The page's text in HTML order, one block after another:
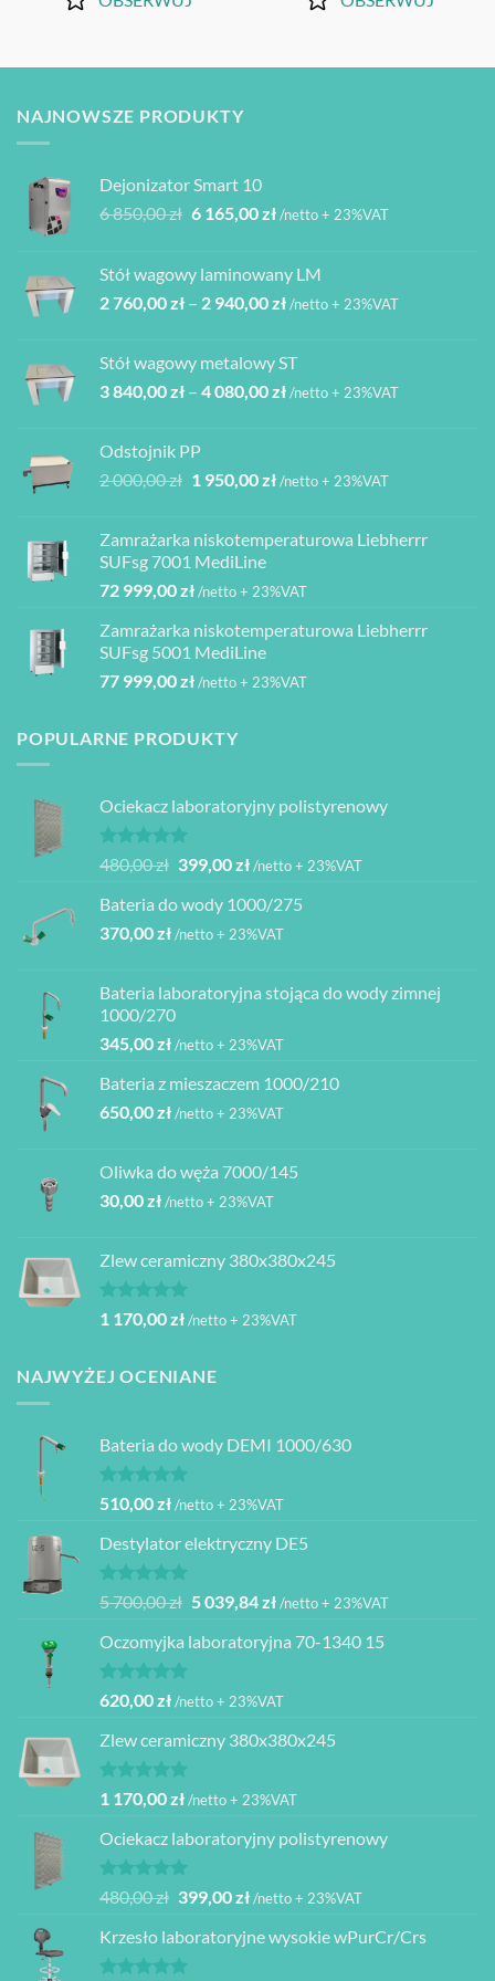
NAJNOWSZE PRODUKTY
Dejonizator Smart 10
6 850,00zł Pierwotna
6
850,00 zł.
6 165,00złAktualna
6
165,00 zł.
/netto + 23%VAT
Stół wagowy laminowany LM
2 760,00zł – 2 940,00złZakres
2
760,00 zł
/netto + 23%VAT
Stół wagowy metalowy ST
3 840,00zł – 4 080,00złZakres
840,00 zł
080,00 zł
/netto + 23%VAT
Odstojnik PP
2 000,00zł Pierwotna
2
000,00 zł.
1 950,00złAktualna
1
/netto + 23%VAT
Zamrażarka niskotemperaturowa Liebherrr
SUFsg 7001 MediLine
72 999,00zł/netto + 23%VAT
Zamrażarka niskotemperaturowa Liebherrr
SUFsg 5001 MediLine
77 999,00zł/netto + 23%VAT
POPULARNE PRODUKTY
Ociekacz laboratoryjny polistyrenowy
Oceniono
na 5
480,00zł Pierwotna
wynosiła:
480,00 zł.
399,00złAktualna
wynosi:
399,00 zł.
/netto + 23%VAT
Bateria do wody 1000/275
370,00zł/netto + 23%VAT
Bateria laboratoryjna stojąca do wody zimnej
1000/270
345,00zł/netto + 23%VAT
Bateria z mieszaczem 1000/210
650,00zł/netto + 23%VAT
Oliwka do węża 7000/145
30,00zł/netto + 23%VAT
Zlew ceramiczny 380x380x245
Oceniono
na 5
1 170,00zł/netto + 23%VAT
NAJWYŻEJ OCENIANE
Bateria do wody DEMI 1000/630
Oceniono
na 5
510,00zł/netto + 23%VAT
Destylator elektryczny DE5
Oceniono
na 5
5 700,00zł Pierwotna
wynosiła:
700,00 zł.
5 039,84złAktualna
wynosi:
039,84 zł.
/netto + 23%VAT
Oczomyjka laboratoryjna 70-1340 15
Oceniono
na 5
620,00zł/netto + 23%VAT
Zlew ceramiczny 380x380x245
Oceniono
na 5
1 170,00zł/netto + 23%VAT
Ociekacz laboratoryjny polistyrenowy
Oceniono
na 5
480,00zł Pierwotna
wynosiła:
480,00 zł.
399,00złAktualna
wynosi:
/netto + 23%VAT
Krzesło laboratoryjne wysokie wPurCr/Crs